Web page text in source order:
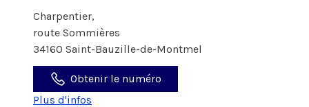
Charpentier,
route Sommières
34160 Saint-Bauzille-de-Montmel
Obtenir le numéro
Plus d'infos